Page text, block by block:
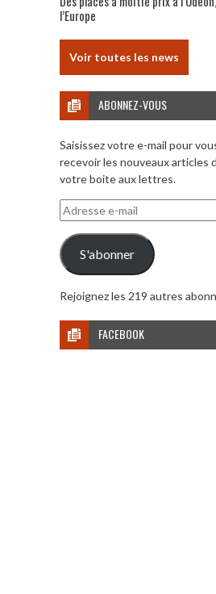
l’Europe
Voir toutes les news
ABONNEZ-VOUS
Saisissez votre e-mail pour
recevoir les nouveaux articles
votre boite aux lettres.
Adresse
e-
mail
S'abonner
Rejoignez les 219 autres
FACEBOOK